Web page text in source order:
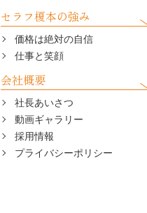
セラフ榎本の強み
価格は絶対の自信
仕事と笑顔
会社概要
社長あいさつ
動画ギャラリー
採用情報
プライバシーポリシー